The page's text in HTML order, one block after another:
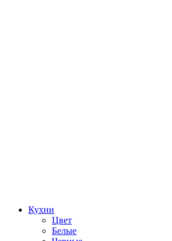
Кухни
Цвет
Белые